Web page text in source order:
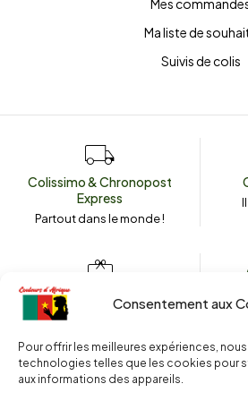
Consentement aux
Pour offrir les meilleures expériences,
technologies telles que les cookies pour
aux informations des appareils.
Mes
Ma liste de
Suivis de colis
Colissimo & Chronopost
Express
Partout dans le monde !
Envoyez un message
couleursdafrique974.com
Couleurs d’Afrique